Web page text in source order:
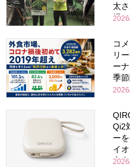
太
場
コ
リ
ー
季
Qi2
ー
イ
安